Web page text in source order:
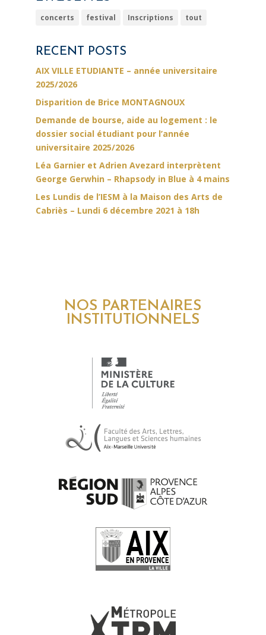
concerts festival Inscriptions tout
RECENT POSTS
AIX VILLE ETUDIANTE – année universitaire
2025/2026
Disparition de Brice MONTAGNOUX
Demande de bourse, aide au logement : le
dossier social étudiant pour l’année
universitaire 2025/2026
Léa Garnier et Adrien Avezard interprètent
George Gerwhin – Rhapsody in Blue à 4 mains
Les Lundis de l’IESM à la Maison des Arts de
Cabriès – Lundi 6 décembre 2021 à 18h
NOS PARTENAIRES
INSTITUTIONNELS